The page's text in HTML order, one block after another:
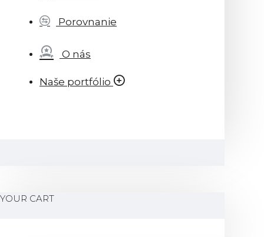
Porovnanie
O nás
Naše portfólio
YOUR CART